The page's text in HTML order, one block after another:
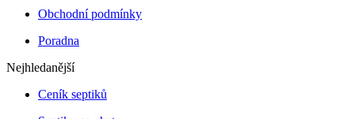
Obchodní podmínky
Poradna
Nejhledanější
Ceník septiků